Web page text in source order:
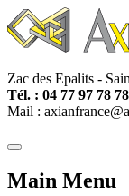
Zac des Epalits -
Tél. : 04 77 97 78
Mail :
Main Menu